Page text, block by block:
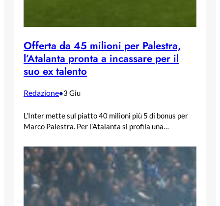
Offerta da 45 milioni per Palestra,
l’Atalanta pronta a incassare per il
suo ex talento
Redazione•3 Giu
L’Inter mette sul piatto 40 milioni più 5 di bonus per
Marco Palestra. Per l’Atalanta si profila una…